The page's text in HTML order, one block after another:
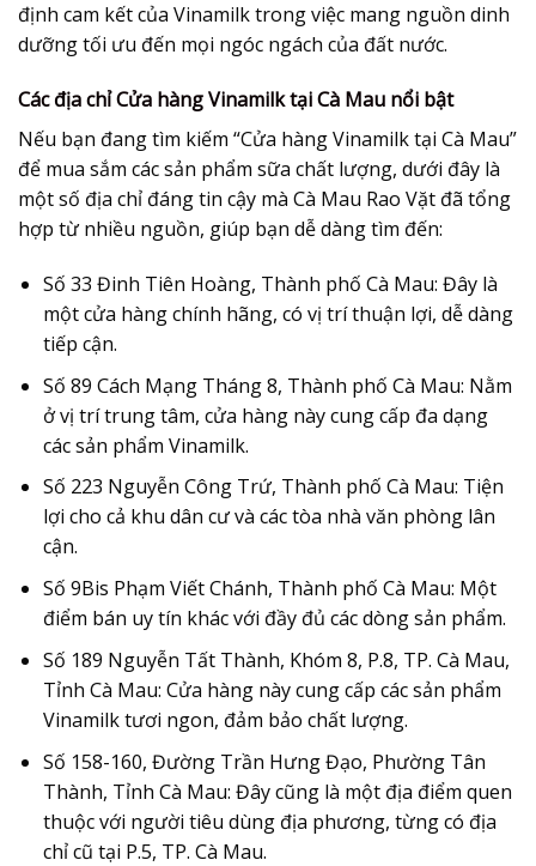
định cam kết của Vinamilk trong việc mang nguồn dinh
dưỡng tối ưu đến mọi ngóc ngách của đất nước.
Các địa chỉ Cửa hàng Vinamilk tại Cà Mau nổi bật
Nếu bạn đang tìm kiếm “Cửa hàng Vinamilk tại Cà Mau”
để mua sắm các sản phẩm sữa chất lượng, dưới đây là
một số địa chỉ đáng tin cậy mà Cà Mau Rao Vặt đã tổng
hợp từ nhiều nguồn, giúp bạn dễ dàng tìm đến:
Số 33 Đinh Tiên Hoàng, Thành phố Cà Mau: Đây là
một cửa hàng chính hãng, có vị trí thuận lợi, dễ dàng
tiếp cận.
Số 89 Cách Mạng Tháng 8, Thành phố Cà Mau: Nằm
ở vị trí trung tâm, cửa hàng này cung cấp đa dạng
các sản phẩm Vinamilk.
Số 223 Nguyễn Công Trứ, Thành phố Cà Mau: Tiện
lợi cho cả khu dân cư và các tòa nhà văn phòng lân
cận.
Số 9Bis Phạm Viết Chánh, Thành phố Cà Mau: Một
điểm bán uy tín khác với đầy đủ các dòng sản phẩm.
Số 189 Nguyễn Tất Thành, Khóm 8, P.8, TP. Cà Mau,
Tỉnh Cà Mau: Cửa hàng này cung cấp các sản phẩm
Vinamilk tươi ngon, đảm bảo chất lượng.
Số 158-160, Đường Trần Hưng Đạo, Phường Tân
Thành, Tỉnh Cà Mau: Đây cũng là một địa điểm quen
thuộc với người tiêu dùng địa phương, từng có địa
chỉ cũ tại P.5, TP. Cà Mau.